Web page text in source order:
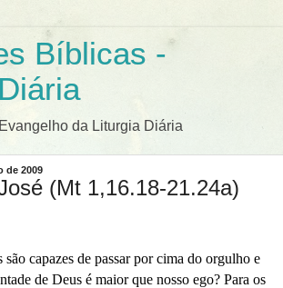
Bíblicas -
da Liturgia Diária
de 2009
(Mt 1,16.18-21.24a)
são capazes de passar por cima do orgulho e
de Deus é maior que nosso ego? Para os